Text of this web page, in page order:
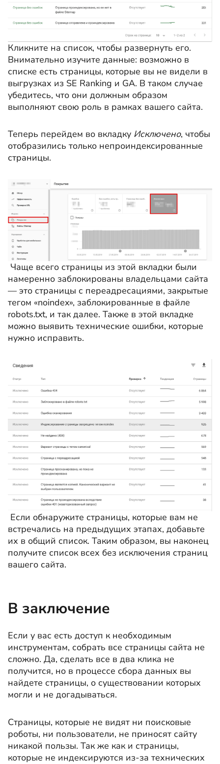
Кликните на список, чтобы развернуть его.
Внимательно изучите данные: возможно в
списке есть страницы, которые вы не видели в
выгрузках из SE Ranking и GA. В таком случае
убедитесь, что они должным образом
выполняют свою роль в рамках вашего сайта.
Теперь перейдем во вкладку Исключено, чтобы
отобразились только непроиндексированные
страницы.
Чаще всего страницы из этой вкладки были
намеренно заблокированы владельцами сайта
— это страницы с переадресациями, закрытые
тегом «noindex», заблокированные в файле
robots.txt, и так далее. Также в этой вкладке
можно выявить технические ошибки, которые
нужно исправить.
Если обнаружите страницы, которые вам не
встречались на предыдущих этапах, добавьте
их в общий список. Таким образом, вы наконец
получите список всех без исключения страниц
вашего сайта.
В заключение
Если у вас есть доступ к необходимым
инструментам, собрать все страницы сайта не
сложно. Да, сделать все в два клика не
получится, но в процессе сбора данных вы
найдете страницы, о существовании которых
могли и не догадываться.
Страницы, которые не видят ни поисковые
роботы, ни пользователи, не приносят сайту
никакой пользы. Так же как и страницы,
которые не индексируются из-за технических